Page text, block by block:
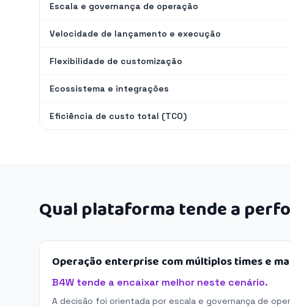
Escala e governança de operação
Velocidade de lançamento e execução
Flexibilidade de customização
Ecossistema e integrações
Eficiência de custo total (TCO)
Qual plataforma tende a
Operação enterprise com múltiplos times e
B4W tende a encaixar melhor neste cenário.
A decisão foi orientada por escala e governança de